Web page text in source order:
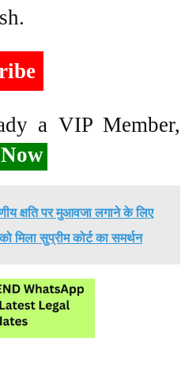
a VIP Member,
क्षति पर मुआवजा लगाने के लिए
मिला सुप्रीम कोर्ट का समर्थन